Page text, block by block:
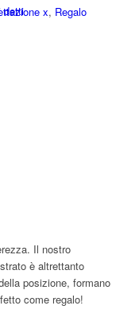
detti x, Regalo
Il nostro
è altrettanto
posizione, formano
come regalo!